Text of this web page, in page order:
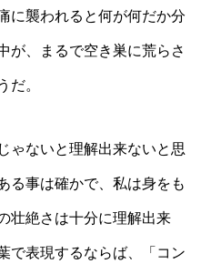
に襲われると何が何だか分
が、まるで空き巣に荒らさ
だ。
ゃないと理解出来ないと思
る事は確かで、私は身をも
壮絶さは十分に理解出来
で表現するならば、「コン